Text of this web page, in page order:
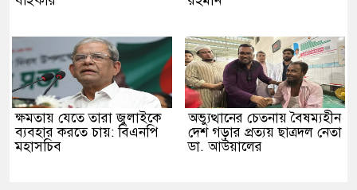
ক্ষমতায় যেতে তারা জুলাইকে
ব্যবহার করতে চায়: বিএনপি
মহাসচিব
অভ্যুত্থানের চেতনায় বৈষম্যহীন
দেশ গড়ার প্রত্যয় ছাত্রদল নেতা
ডা. আউয়ালের